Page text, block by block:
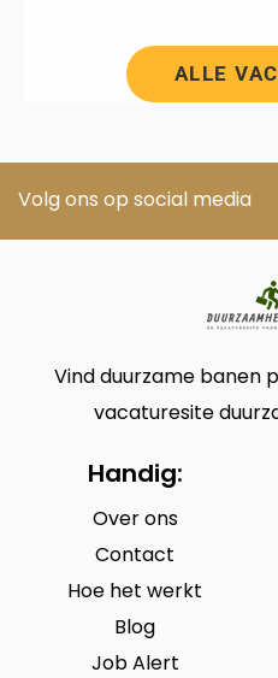
ALLE
Volg ons op social media
Vind duurzame banen
vacaturesite
Handig:
Over ons
Contact
Hoe het werkt
Blog
Job Alert